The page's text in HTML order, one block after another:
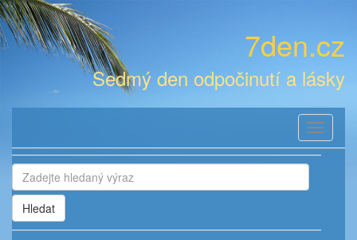
7den.cz
Sedmý den odpočinutí a lásky
Toggle
Hledat